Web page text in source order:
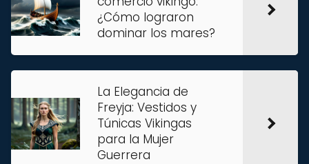
¿Cómo lograron
dominar los mares?
La Elegancia de
Freyja: Vestidos y
Túnicas Vikingas
para la Mujer
Guerrera